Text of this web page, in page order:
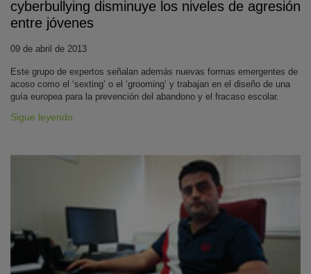
cyberbullying disminuye los niveles de agresión
entre jóvenes
09 de abril de 2013
Este grupo de expertos señalan además nuevas formas emergentes de
acoso como el ‘sexting’ o el ‘grooming’ y trabajan en el diseño de una
guía europea para la prevención del abandono y el fracaso escolar.
Sigue leyendo